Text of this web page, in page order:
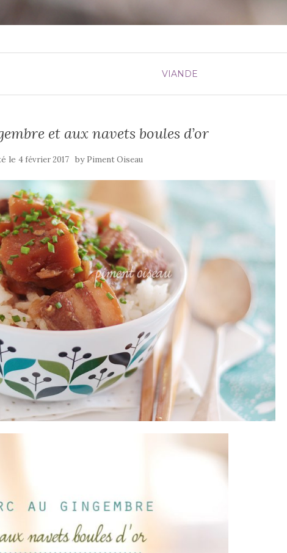
VIANDE
et aux navets boules d’or
le 4 février 2017 by Piment Oiseau